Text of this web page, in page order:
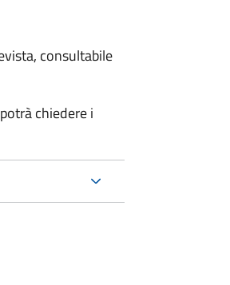
consultabile
chiedere i